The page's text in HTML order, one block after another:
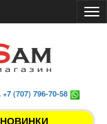
+7 (707) 796-70-58
НОВИНКИ